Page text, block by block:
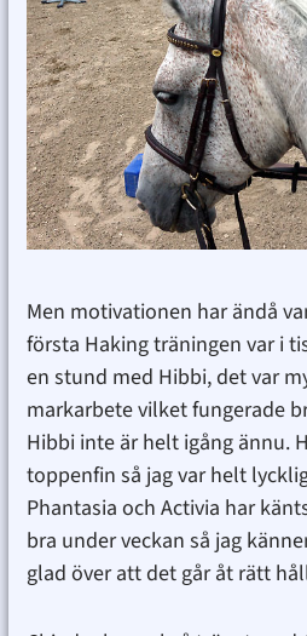
Men motivationen har ändå
första Haking träningen var i
en stund med Hibbi, det var
markarbete vilket fungerade
Hibbi inte är helt igång ännu.
toppenfin så jag var helt
Phantasia och Activia har
bra under veckan så jag
glad över att det går åt rätt